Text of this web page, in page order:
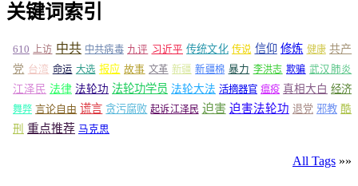
关键词索引
610 上访 中共 中共病毒 九评 习近平 传统文化 传说 信仰 修炼 健康 共产
党 台湾 命运 大选 报应 故事 文革 新疆 新疆棉 暴力 李洪志 欺骗 武汉肺炎
江泽民 法律 法轮功 法轮功学员 法轮大法 活摘器官 瘟疫 真相大白 经济
舞弊 言论自由 谎言 贪污腐败 起诉江泽民 迫害 迫害法轮功 退党 邪教 酷
刑 重点推荐 马克思
All Tags »»